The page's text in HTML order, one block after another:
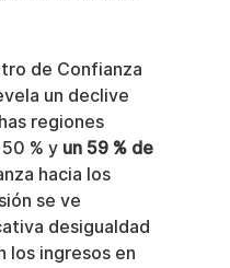
de Confianza
un declive
regiones
% y un 59 % de
hacia los
se ve
desigualdad
los ingresos en